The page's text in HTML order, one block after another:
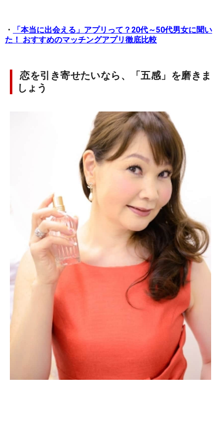
・
「本当に出会える」アプリって？20代～50代男女に聞い
た！ おすすめのマッチングアプリ徹底比較
恋を引き寄せたいなら、「五感」を磨きま
しょう